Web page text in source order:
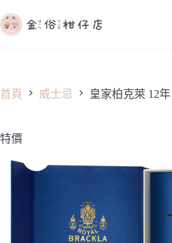
至
容
首頁 威士忌 皇家柏克萊 12
特價